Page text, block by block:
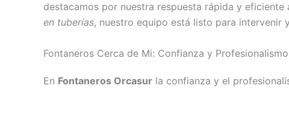
destacamos por nuestra respuesta rápida y
en tuberías, nuestro equipo está listo para intervenir
Fontaneros Cerca de Mi: Confianza y
En Fontaneros Orcasur la confianza y el